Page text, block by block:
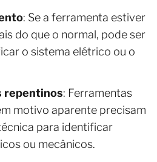
: Se a ferramenta estiver
do que o normal, pode ser
o sistema elétrico ou o
repentinos: Ferramentas
motivo aparente precisam
para identificar
ou mecânicos.